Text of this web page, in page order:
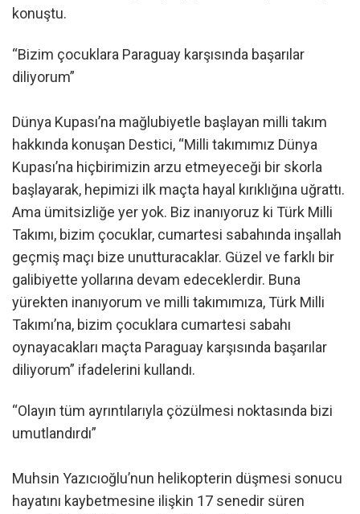
konuştu.
“Bizim çocuklara Paraguay karşısında başarılar
diliyorum”
Dünya Kupası’na mağlubiyetle başlayan milli takım
hakkında konuşan Destici, “Milli takımımız Dünya
Kupası’na hiçbirimizin arzu etmeyeceği bir skorla
başlayarak, hepimizi ilk maçta hayal kırıklığına uğrattı.
Ama ümitsizliğe yer yok. Biz inanıyoruz ki Türk Milli
Takımı, bizim çocuklar, cumartesi sabahında inşallah
geçmiş maçı bize unutturacaklar. Güzel ve farklı bir
galibiyette yollarına devam edeceklerdir. Buna
yürekten inanıyorum ve milli takımımıza, Türk Milli
Takımı’na, bizim çocuklara cumartesi sabahı
oynayacakları maçta Paraguay karşısında başarılar
diliyorum” ifadelerini kullandı.
“Olayın tüm ayrıntılarıyla çözülmesi noktasında bizi
umutlandırdı”
Muhsin Yazıcıoğlu’nun helikopterin düşmesi sonucu
hayatını kaybetmesine ilişkin 17 senedir süren